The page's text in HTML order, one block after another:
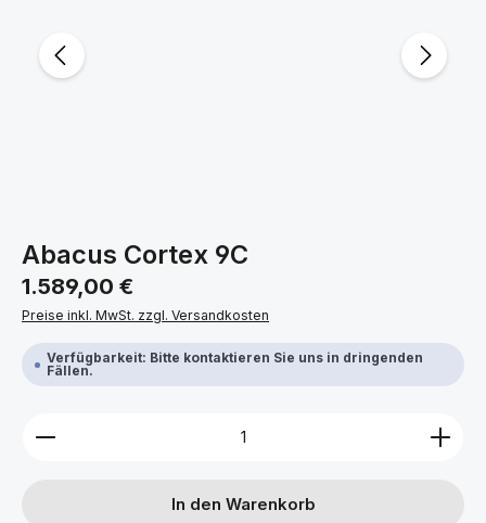
Abacus Cortex 9C
Regulärer Preis:
1.589,00 €
Preise inkl. MwSt. zzgl. Versandkosten
Verfügbarkeit: Bitte kontaktieren Sie uns in dringenden
Fällen.
Produkt Anzahl: Gib den gewünschten Wert ein
In den Warenkorb